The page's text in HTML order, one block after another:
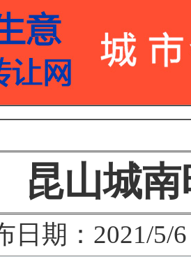
昆山城
日期：